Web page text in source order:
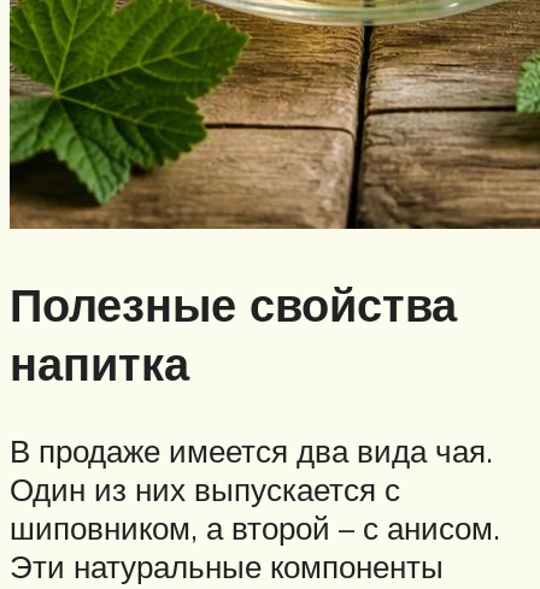
Полезные свойства
напитка
В продаже имеется два вида чая.
Один из них выпускается с
шиповником, а второй – с анисом.
Эти натуральные компоненты